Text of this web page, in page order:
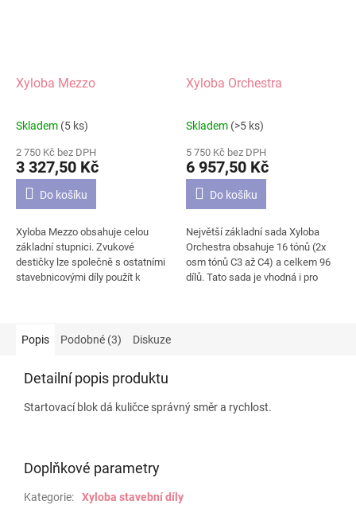
Xyloba Mezzo
Průměrné
produktu
je
4,1
hvězdiček.
Skladem (5 ks)
2 750 Kč bez DPH
3 327,50 Kč
Do košíku
Xyloba Mezzo obsahuje celou
základní stupnici. Zvukové
destičky lze společně s ostatními
stavebnicovými díly použít k
prohlédnout na druhém obrázku.
Xyloba Orchestra
Průměrné
produktu
je
4,7
hvězdiček.
Skladem (>5 ks)
5 750 Kč bez DPH
6 957,50 Kč
Do košíku
Největší základní sada Xyloba
Orchestra obsahuje 16 tónů (2x
osm tónů C3 až C4) a celkem 96
dílů. Tato sada je vhodná i pro
sady Orchestra si můžete
Popis Podobné (3) Diskuze
Detailní popis produktu
Startovací blok dá kuličce správný směr a rychlost.
Doplňkové parametry
Kategorie:
Xyloba stavební díly